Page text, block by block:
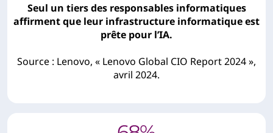
Seul un tiers des responsables informatiques
affirment que leur infrastructure informatique est
prête pour l’IA.
Source : Lenovo, « Lenovo Global CIO Report 2024 »,
avril 2024.